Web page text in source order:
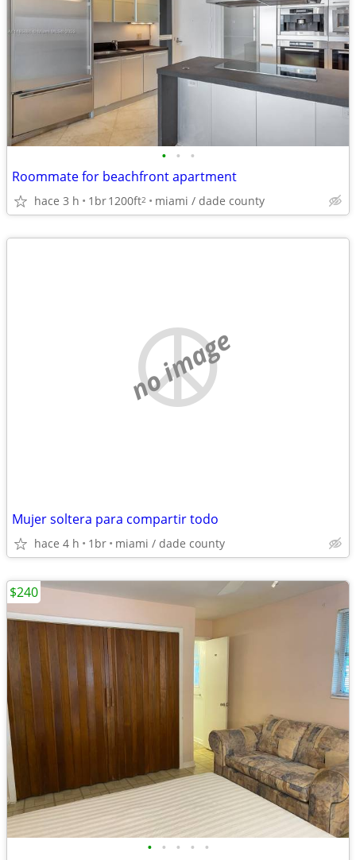
• • •
Roommate for beachfront apartment
hace 3 h 1br1200ft2 miami / dade county
no image
Mujer soltera para compartir todo
hace 4 h 1br miami / dade county
• • • • •
$240